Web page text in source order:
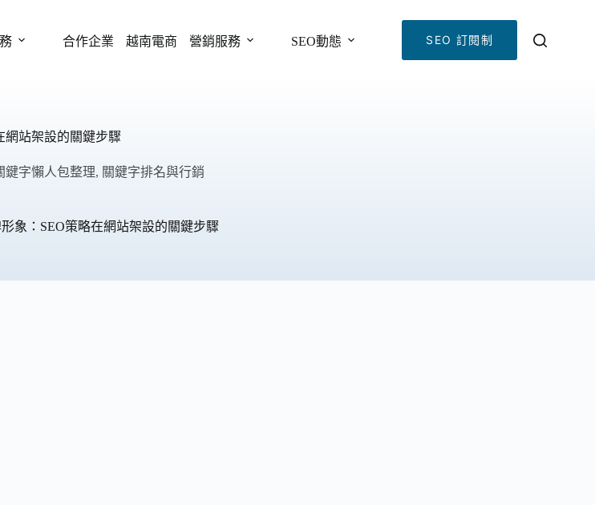
合作企業 越南電商 營銷服務 SEO動態 SEO 訂閱制
網站架設的關鍵步驟
鍵字懶人包整理, 關鍵字排名與行銷
象：SEO策略在網站架設的關鍵步驟